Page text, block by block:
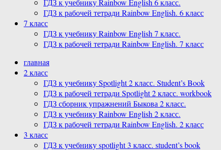
ГДЗ к учебнику Rainbow English 6 класс.
ГДЗ к рабочей тетради Rainbow English. 6 класс
7 класс
ГДЗ к учебнику Rainbow English 7 класс.
ГДЗ к рабочей тетради Rainbow English. 7 класс
главная
2 класс
ГДЗ к учебнику Spotlight 2 класс. Student’s Book
ГДЗ к рабочей тетради Spotlight 2 класс. workbook
ГДЗ сборник упражнений Быкова 2 класс.
ГДЗ к учебнику Rainbow English 2 класс.
ГДЗ к рабочей тетради Rainbow English. 2 класс
3 класс
ГДЗ к учебнику spotlight 3 класс. student’s book